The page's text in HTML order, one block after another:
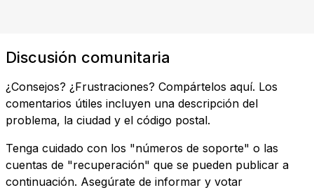
Discusión comunitaria
¿Consejos? ¿Frustraciones? Compártelos aquí. Los
comentarios útiles incluyen una descripción del
problema, la ciudad y el código postal.
Tenga cuidado con los "números de soporte" o las
cuentas de "recuperación" que se pueden publicar a
continuación. Asegúrate de informar y votar